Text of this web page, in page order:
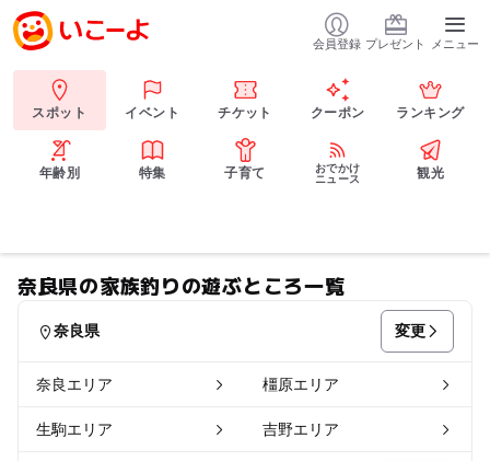
会員登録 プレゼント メニュー
スポット イベント チケット クーポン ランキング
年齢別 特集 子育て
おでかけ
ニュース
観光
奈良県の家族釣りの遊ぶところ一覧
奈良県 変更
奈良エリア 橿原エリア
生駒エリア 吉野エリア